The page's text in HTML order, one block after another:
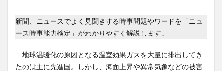
新聞、ニュースでよく見聞きする時事問題やワードを「ニュ
ース時事能力検定」がわかりやすく解説します。
地球温暖化の原因となる温室効果ガスを大量に排出してき
たのは主に先進国。しかし、海面上昇や異常気象などの被害